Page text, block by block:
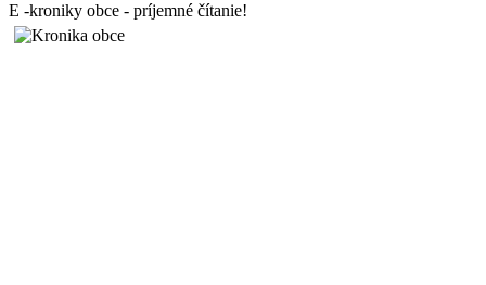
E -kroniky obce - príjemné čítanie!